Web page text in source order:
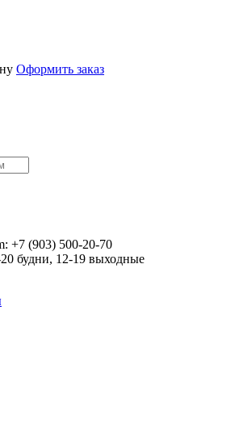
Оформить заказ
+7 (903) 500-20-70
будни, 12-19 выходные